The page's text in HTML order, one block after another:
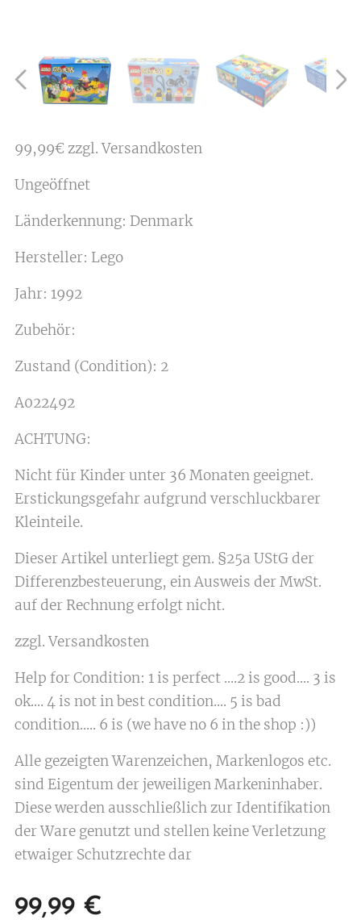
99,99€ zzgl. Versandkosten
Ungeöffnet
Länderkennung: Denmark
Hersteller: Lego
Jahr: 1992
Zubehör:
Zustand (Condition): 2
A022492
ACHTUNG:
Nicht für Kinder unter 36 Monaten geeignet.
Erstickungsgefahr aufgrund verschluckbarer
Kleinteile.
Dieser Artikel unterliegt gem. §25a UStG der
Differenzbesteuerung, ein Ausweis der MwSt.
auf der Rechnung erfolgt nicht.
zzgl. Versandkosten
Help for Condition: 1 is perfect ....2 is good.... 3 is
ok.... 4 is not in best condition.... 5 is bad
condition..... 6 is (we have no 6 in the shop :))
Alle gezeigten Warenzeichen, Markenlogos etc.
sind Eigentum der jeweiligen Markeninhaber.
Diese werden ausschließlich zur Identifikation
der Ware genutzt und stellen keine Verletzung
etwaiger Schutzrechte dar
99,99 €